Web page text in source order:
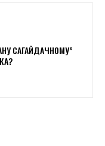
САГАЙДАЧНОМУ”